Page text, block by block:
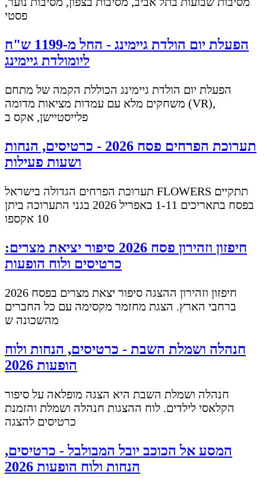
פסטי
הפעלת יום הולדת גיימינג - החל מ-1199 ש"ח
ליומולדת גיימינג
הפעלת יום הולדת גיימינג הכוללת הקמה של מתחם
משחקים מלא עם עמדות מציאות מדומה (VR),
פלייסטיישן, אקס ב
תערוכת הפרחים פסח 2026 - כרטיסים, הנחות
ושעות פעילות
תערוכת הפרחים הגדולה בישראל FLOWERS תתקיים
בפסח בתאריכים 1-11 באפריל 2026 בגני התערוכה ביתן
10 אקספו
חיפזון וזהירון פסח 2026 סיפור יציאת מצרים:
כרטיסים ולוח הופעות
חיפזון וזהירון ההצגה סיפור יצאת מצרים בפסח 2026
ברחבי הארץ. הצגת מחזמר מקסימה עם כל החברים
מהשכונה ש
חנהלה ושמלת השבת - כרטיסים, הנחות ולוח
הופעות 2026
חנהלה ושמלת השבת היא הצגה מופלאה על סיפור
הקלאסי לילדים. לוח ההצגות חנהלה ושמלת והזמנת
כרטיסים להצגה
המסע אל הכוכב יובל המבולבל - כרטיסים,
הנחות ולוח הופעות 2026